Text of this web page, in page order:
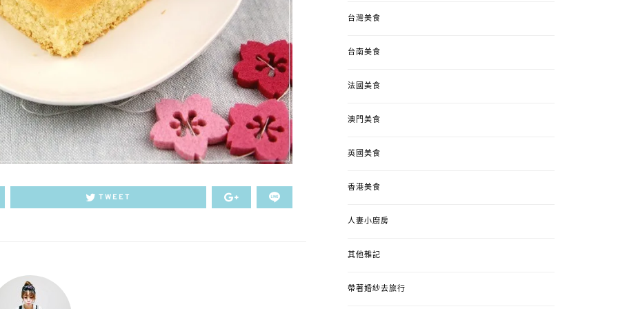
TWEET
台灣美食
台南美食
法國美食
澳門美食
英國美食
香港美食
人妻小廚房
其他雜記
帶著婚紗去旅行